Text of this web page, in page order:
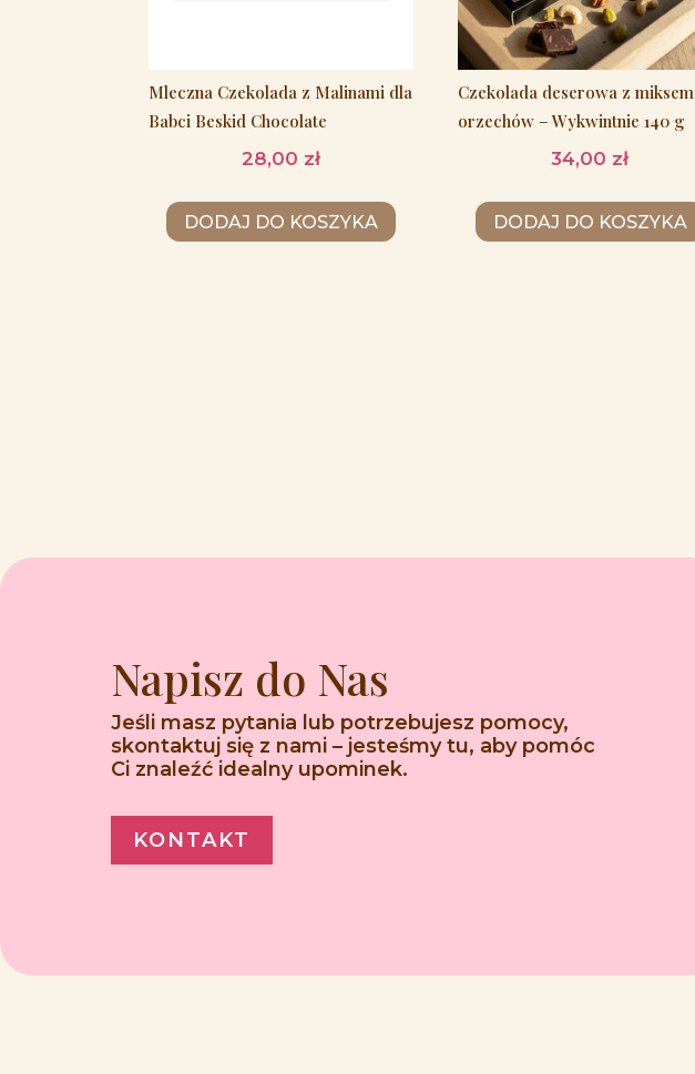
Mleczna Czekolada z Malinami dla
Babci Beskid Chocolate
28,00 zł
DODAJ DO KOSZYKA
Czekolada deserowa z miksem
orzechów – Wykwintnie 140 g
34,00 zł
DODAJ DO KOSZYKA
Napisz do Nas
Jeśli masz pytania lub potrzebujesz pomocy,
skontaktuj się z nami – jesteśmy tu, aby pomóc
Ci znaleźć idealny upominek.
KONTAKT